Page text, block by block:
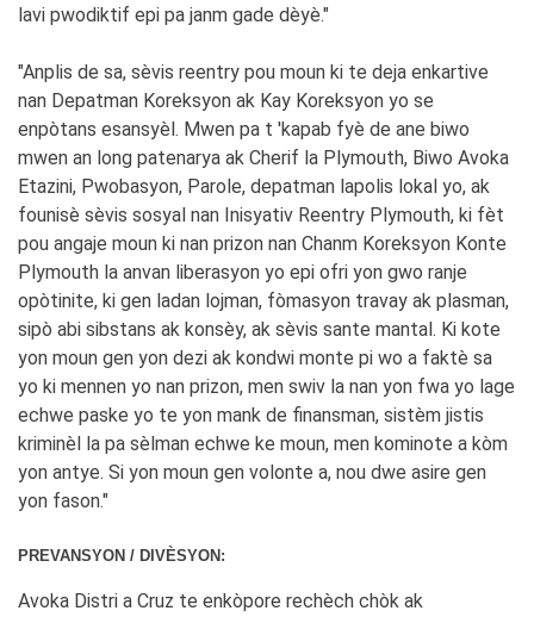
lavi pwodiktif epi pa janm gade dèyè."
"Anplis de sa, sèvis reentry pou moun ki te deja enkartive
nan Depatman Koreksyon ak Kay Koreksyon yo se
enpòtans esansyèl. Mwen pa t 'kapab fyè de ane biwo
mwen an long patenarya ak Cherif la Plymouth, Biwo Avoka
Etazini, Pwobasyon, Parole, depatman lapolis lokal yo, ak
founisè sèvis sosyal nan Inisyativ Reentry Plymouth, ki fèt
pou angaje moun ki nan prizon nan Chanm Koreksyon Konte
Plymouth la anvan liberasyon yo epi ofri yon gwo ranje
opòtinite, ki gen ladan lojman, fòmasyon travay ak plasman,
sipò abi sibstans ak konsèy, ak sèvis sante mantal. Ki kote
yon moun gen yon dezi ak kondwi monte pi wo a faktè sa
yo ki mennen yo nan prizon, men swiv la nan yon fwa yo lage
echwe paske yo te yon mank de finansman, sistèm jistis
kriminèl la pa sèlman echwe ke moun, men kominote a kòm
yon antye. Si yon moun gen volonte a, nou dwe asire gen
yon fason."
PREVANSYON / DIVÈSYON:
Avoka Distri a Cruz te enkòpore rechèch chòk ak